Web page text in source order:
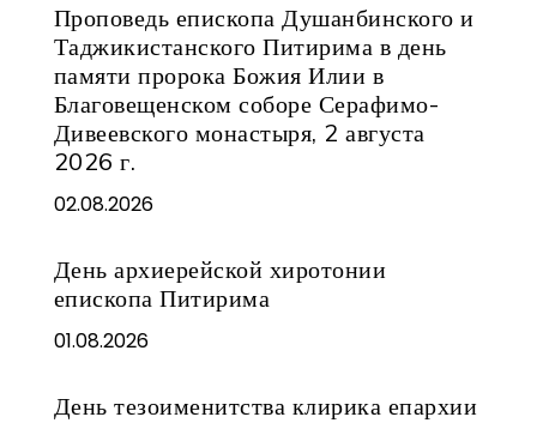
Проповедь епископа Душанбинского и
Таджикистанского Питирима в день
памяти пророка Божия Илии в
Благовещенском соборе Серафимо-
Дивеевского монастыря, 2 августа
2026 г.
02.08.2026
День архиерейской хиротонии
епископа Питирима
01.08.2026
День тезоименитства клирика епархии